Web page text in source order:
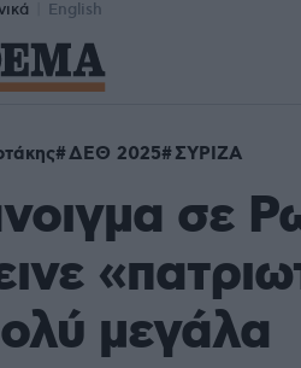
English
ΔΕΘ 2025 ΣΥΡΙΖΑ
σε
μεγάλα